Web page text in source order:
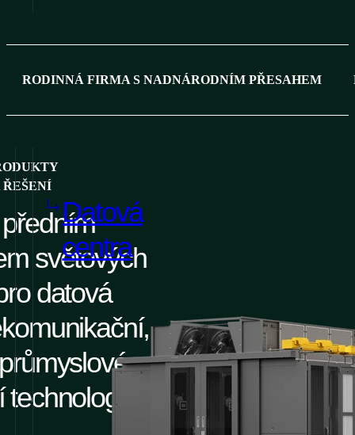
RODINNÁ FIRMA S NADNÁRODNÍM PŘESAHEM
ŘEŠENÍ
světových
datová
Datová
centra